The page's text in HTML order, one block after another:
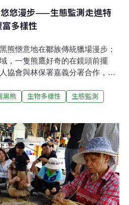
悠漫步——生態監測走進特
多樣性
熊愜意地在鄒族傳統獵場漫步；
，一隻熊鷹好奇的在鏡頭前擺
協會與林保署嘉義分署合作，在
進對黑熊的認識，農業部林業及
（2023）年起，於黑熊分布熱點
配合在巡守範圍內架設紅外線自
參與計劃的嘉義縣鄒族獵人協會
巡守區域拍攝到黑熊出沒，9月
往北的霞山登山路徑旁，再度拍
示該區域黑熊族群非常活躍。部
，除了可提供黑熊族群數量分
透過「生態服務給付」方案，林
黑熊 生物多樣性
生態監測